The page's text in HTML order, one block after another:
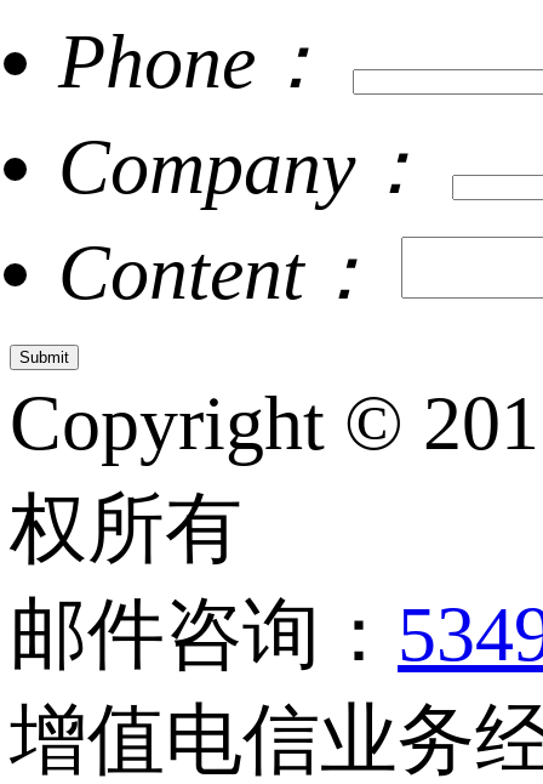
Phone：
Company：
Content：
Copyright ©
权所有
邮件咨询：
增值电信业务